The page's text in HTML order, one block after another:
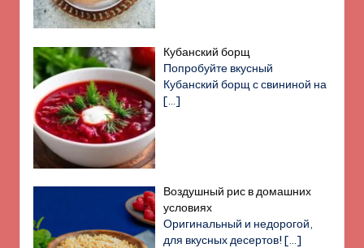
Кубанский борщ
Попробуйте вкусный
Кубанский борщ с свининой на
[…]
Воздушный рис в домашних
условиях
Оригинальный и недорогой,
для вкусных десертов![…]